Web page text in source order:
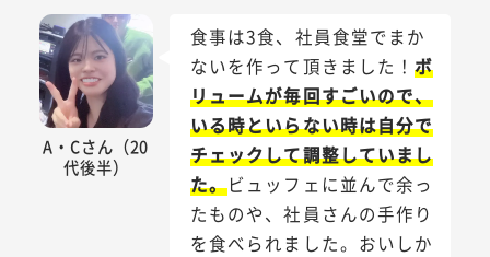
A・Cさん（20
代後半）
食事は3食、社員食堂でまか
ないを作って頂きました！ボ
リュームが毎回すごいので、
いる時といらない時は自分で
チェックして調整していまし
た。ビュッフェに並んで余っ
たものや、社員さんの手作り
を食べられました。おいしか